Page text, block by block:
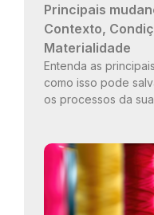
Principais
Contexto,
Materialidade
Entenda as
como isso pode
os processos da